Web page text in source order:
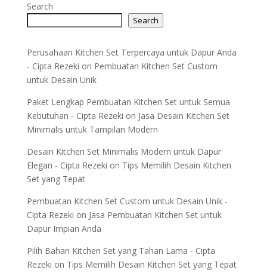
Search
Search
Perusahaan Kitchen Set Terpercaya untuk Dapur Anda
- Cipta Rezeki on Pembuatan Kitchen Set Custom
untuk Desain Unik
Paket Lengkap Pembuatan Kitchen Set untuk Semua
Kebutuhan - Cipta Rezeki on Jasa Desain Kitchen Set
Minimalis untuk Tampilan Modern
Desain Kitchen Set Minimalis Modern untuk Dapur
Elegan - Cipta Rezeki on Tips Memilih Desain Kitchen
Set yang Tepat
Pembuatan Kitchen Set Custom untuk Desain Unik -
Cipta Rezeki on Jasa Pembuatan Kitchen Set untuk
Dapur Impian Anda
Pilih Bahan Kitchen Set yang Tahan Lama - Cipta
Rezeki on Tips Memilih Desain Kitchen Set yang Tepat